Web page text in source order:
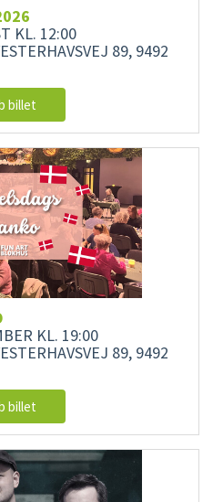
KL. 12:00
89, 9492
billet
KL. 19:00
89, 9492
billet